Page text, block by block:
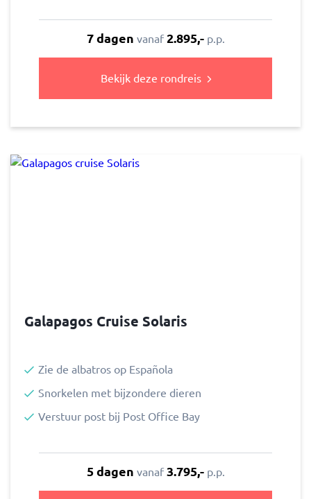
7 dagen vanaf 2.895,-p.p.
Bekijk deze rondreis
Galapagos Cruise Solaris
Zie de albatros op Española
Snorkelen met bijzondere dieren
Verstuur post bij Post Office Bay
5 dagen vanaf 3.795,-p.p.